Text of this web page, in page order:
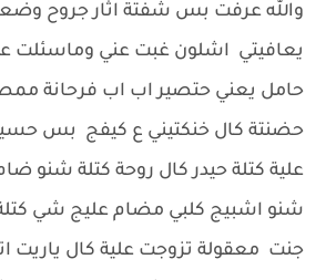
والله عرفت بس شفتة اثار جروح
يعافيتي اشلون غبت عني وماسئلت
حامل يعني حتصير اب اب فرحانة
حضنتة كال خنكتيني ع كيفج بس
علية كتلة حيدر كال روحة كتلة شنو
شنو اشبيج كلبي مضام عليج شي
جنت معقولة تزوجت علية كال ياريت